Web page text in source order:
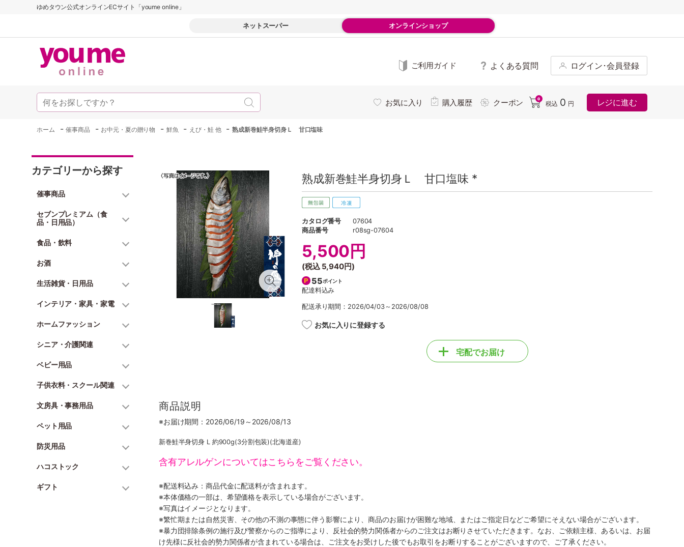
ゆめタウン公式オンラインECサイト「youme online」
ネットスーパー オンラインショップ
ご利用ガイド よくある質問 ログイン･会員登録
お気に入り 購入履歴 クーポン 0
税込 0 円 レジに進む
ホーム -催事商品 - お中元・夏の贈り物 - 鮮魚 - えび・鮭 他 -熟成新巻鮭半身切身Ｌ 甘口塩味
カテゴリーから探す
催事商品
セブンプレミアム（食
品・日用品）
食品・飲料
お酒
生活雑貨・日用品
インテリア・家具・家電
ホームファッション
シニア・介護関連
ベビー用品
子供衣料・スクール関連
文房具・事務用品
ペット用品
防災用品
ハコストック
ギフト
熟成新巻鮭半身切身Ｌ 甘口塩味 *
カタログ番号
07604
商品番号
r08sg-07604
5,500円
(税込 5,940円)
55ポイント
配達料込み
配送承り期間：2026/04/03～2026/08/08
お気に入りに登録する
宅配でお届け
商品説明
※お届け期間：2026/06/19～2026/08/13
新巻鮭半身切身 L 約900g(3分割包装)(北海道産)
含有アレルゲンについてはこちらをご覧ください。
※配送料込み：商品代金に配送料が含まれます。
※本体価格の一部は、希望価格を表示している場合がございます。
※写真はイメージとなります。
※繁忙期または自然災害、その他の不測の事態に伴う影響により、商品のお届けが困難な地域、またはご指定日などご希望にそえない場合がございます。
※暴力団排除条例の施行及び警察からのご指導により、反社会的勢力関係者からのご注文はお断りさせていただきます。なお、ご依頼主様、あるいは、お届
け先様に反社会的勢力関係者が含まれている場合は、ご注文をお受けした後でもお取引をお断りすることがございますので、ご了承ください。